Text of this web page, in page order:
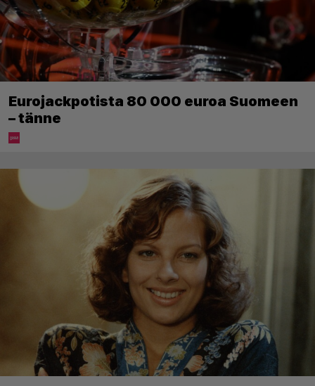
Eurojackpotista 80 000 euroa Suomeen
– tänne